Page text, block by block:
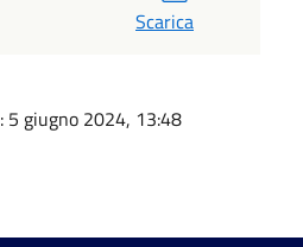
Scarica
: 5 giugno 2024, 13:48